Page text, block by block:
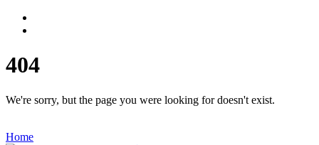
404
We're sorry, but the page you were looking for doesn't exist.
Home